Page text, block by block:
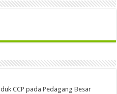
CCP pada Pedagang Besar